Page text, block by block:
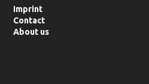
Imprint
Contact
About us